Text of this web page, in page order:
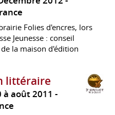
Folies d'encres, lors
Jeunesse : conseil
la maison d'édition
littéraire
à août 2011